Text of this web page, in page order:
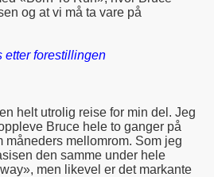
og at vi må ta vare på
etter forestillingen
helt utrolig reise for min del. Jeg
Bruce hele to ganger på
måneders mellomrom. Som jeg
den samme under hele
men likevel er det markante